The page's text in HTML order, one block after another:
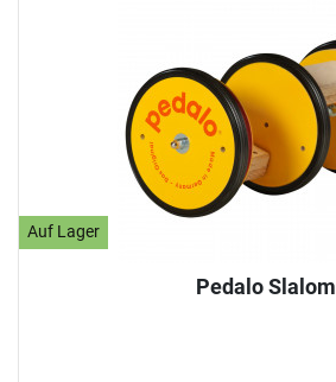
Auf Lager
Pedalo Slalom